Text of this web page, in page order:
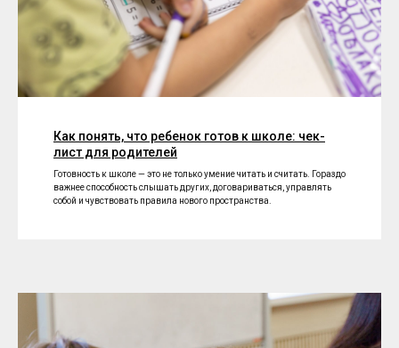
Как понять, что ребенок готов к школе: чек-
лист для родителей
Готовность к школе — это не только умение читать и считать. Гораздо
важнее способность слышать других, договариваться, управлять
собой и чувствовать правила нового пространства.